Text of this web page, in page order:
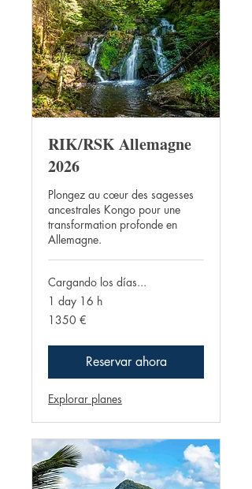
RIK/RSK Allemagne
2026
Plongez au cœur des sagesses
ancestrales Kongo pour une
transformation profonde en
Allemagne.
Cargando los días...
1 day 16 h
1350
euros
1350 €
Reservar ahora
Explorar planes